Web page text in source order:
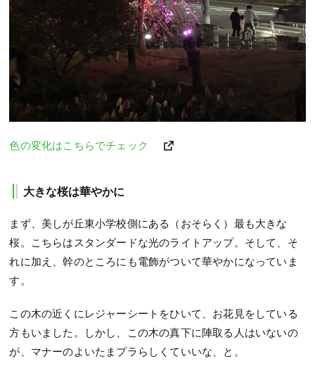
色の変化はこちらでチェック
大きな桜は華やかに
まず、美しが丘東小学校側にある（おそらく）最も大きな
桜。こちらはスタンダードな光のライトアップ。そして、そ
れに加え、幹のところにも電飾がついて華やかになっていま
す。
この木の近くにレジャーシートをひいて、お花見をしている
方もいました。しかし、この木の真下に陣取る人はいないの
が、マナーのよいたまプラらしくていいな、と。